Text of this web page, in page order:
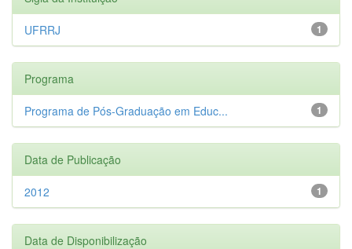
1
UFRRJ
Programa
1
Programa de Pós-Graduação em Educ...
Data de Publicação
1
2012
Data de Disponibilização